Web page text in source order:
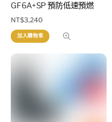
GF6A+SP 預防低速預燃
NT$3,240
加入購物車